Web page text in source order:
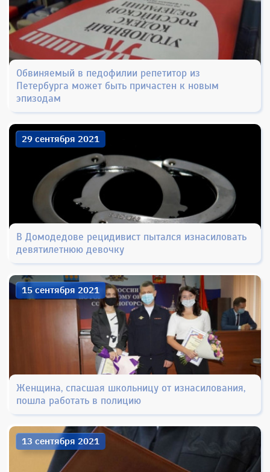
Обвиняемый в педофилии репетитор из
Петербурга может быть причастен к новым
эпизодам
В Домодедове рецидивист пытался изнасиловать
девятилетнюю девочку
29 сентября 2021
Женщина, спасшая школьницу от изнасилования,
пошла работать в полицию
15 сентября 2021
13 сентября 2021